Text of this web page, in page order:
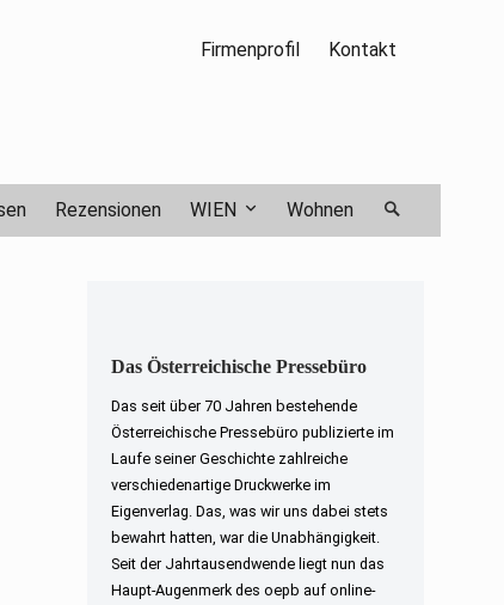
Firmenprofil Kontakt
Rezensionen WIEN Wohnen
Das Österreichische Pressebüro
Das seit über 70 Jahren bestehende
Österreichische Pressebüro publizierte im
Laufe seiner Geschichte zahlreiche
verschiedenartige Druckwerke im
Eigenverlag. Das, was wir uns dabei stets
bewahrt hatten, war die Unabhängigkeit.
Seit der Jahrtausendwende liegt nun das
Haupt-Augenmerk des oepb auf online-